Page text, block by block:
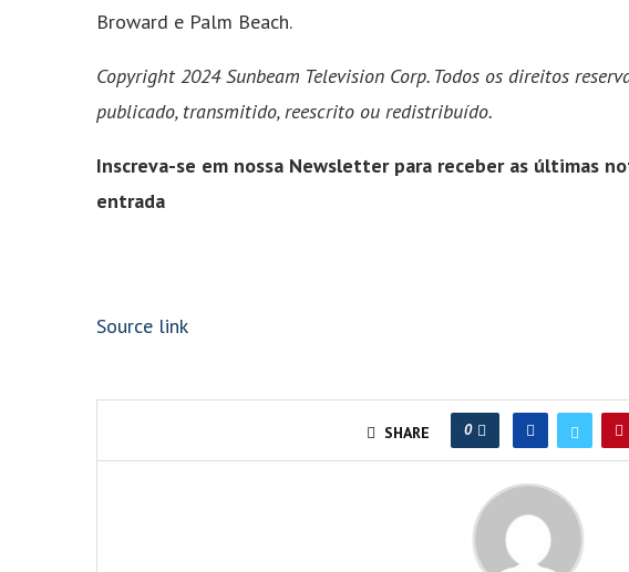
Broward e Palm Beach.
Copyright 2024 Sunbeam Television Corp. Todos os direitos
publicado, transmitido, reescrito ou redistribuído.
Inscreva-se em nossa Newsletter para receber as últimas
entrada
Source link
SHARE 0